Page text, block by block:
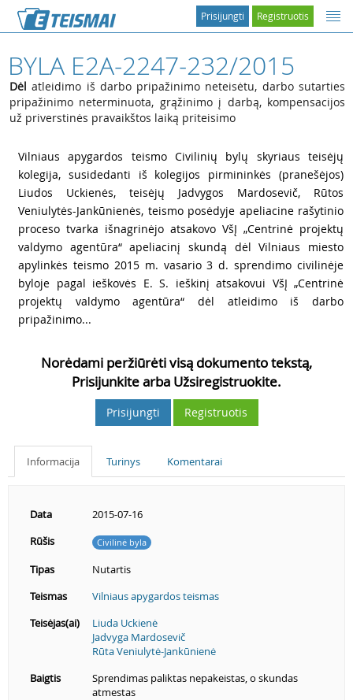
Registruotis
Prisijungti
BYLA E2A-2247-232/2015
Dėl atleidimo iš darbo pripažinimo neteisėtu, darbo sutarties
pripažinimo neterminuota, grąžinimo į darbą, kompensacijos
už priverstinės pravaikštos laiką priteisimo
Vilniaus apygardos teismo Civilinių bylų skyriaus teisėjų
kolegija, susidedanti iš kolegijos pirmininkės (pranešėjos)
Liudos Uckienės, teisėjų Jadvygos Mardosevič, Rūtos
Veniulytės-Jankūnienės, teismo posėdyje apeliacine rašytinio
proceso tvarka išnagrinėjo atsakovo VšĮ „Centrinė projektų
valdymo agentūra“ apeliacinį skundą dėl Vilniaus miesto
apylinkės teismo 2015 m. vasario 3 d. sprendimo civilinėje
byloje pagal ieškovės E. S. ieškinį atsakovui VšĮ „Centrinė
projektų valdymo agentūra“ dėl atleidimo iš darbo
pripažinimo...
Norėdami peržiūrėti visą dokumento tekstą,
Prisijunkite arba Užsiregistruokite.
Prisijungti Registruotis
Informacija Turinys Komentarai
Data
2015-07-16
Rūšis
Civilinė byla
Tipas
Nutartis
Teismas
Vilniaus apygardos teismas
Teisėjas(ai)
Liuda Uckienė
Jadvyga Mardosevič
Rūta Veniulytė-Jankūnienė
Baigtis
Sprendimas paliktas nepakeistas, o skundas
atmestas